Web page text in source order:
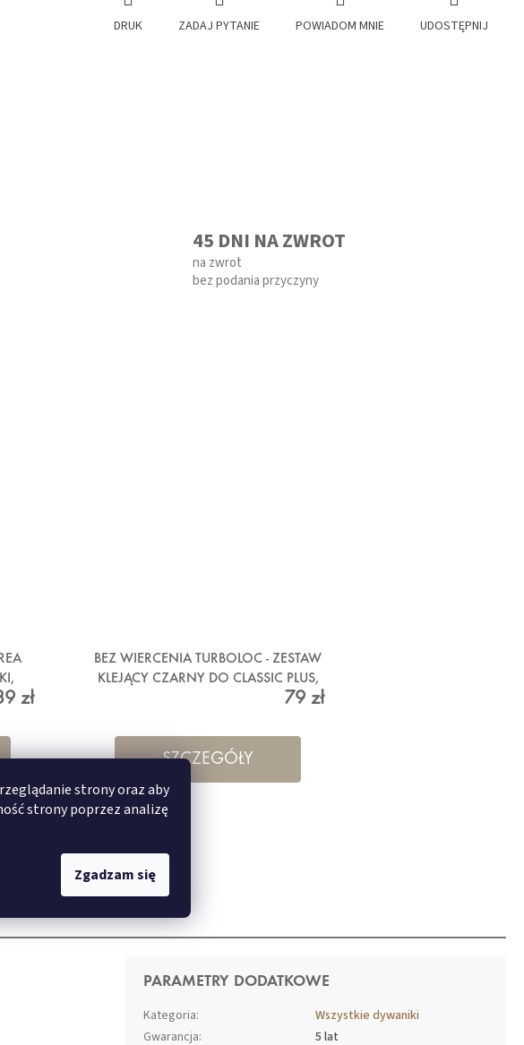
strony oraz aby
strony poprzez analizę
Zgadzam się
DRUK ZADAJ PYTANIE POWIADOM MNIE UDOSTĘPNIJ
45 DNI NA ZWROT
na zwrot
bez podania przyczyny
zł
BEZ WIERCENIA TURBOLOC - ZESTAW
KLEJĄCY CZARNY DO CLASSIC PLUS,
79 zł
SZCZEGÓŁY
PARAMETRY DODATKOWE
Kategoria:
Wszystkie dywaniki
Gwarancja:
5 lat